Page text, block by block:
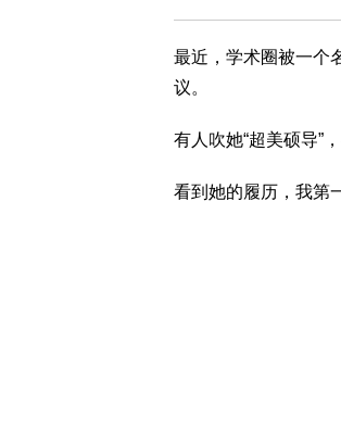
最近，学术圈被一个
议。
有人吹她“超美硕导”
看到她的履历，我第